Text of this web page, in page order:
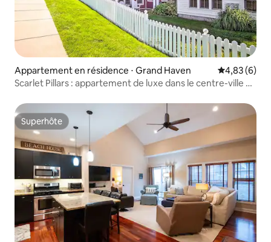
Appartement en résidence ⋅ Grand Haven Évaluation
4,83 (6)
Scarlet Pillars : appartement de luxe dans le centre-ville de
Superhôte
Superhôte